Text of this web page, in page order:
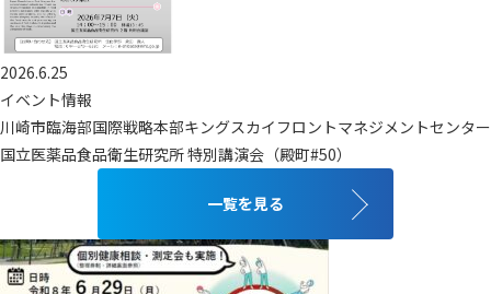
2026.6.25
イベント情報
川崎市臨海部国際戦略本部キングスカイフロントマネジメントセンター
国立医薬品食品衛生研究所 特別講演会（殿町#50）
一覧を見る